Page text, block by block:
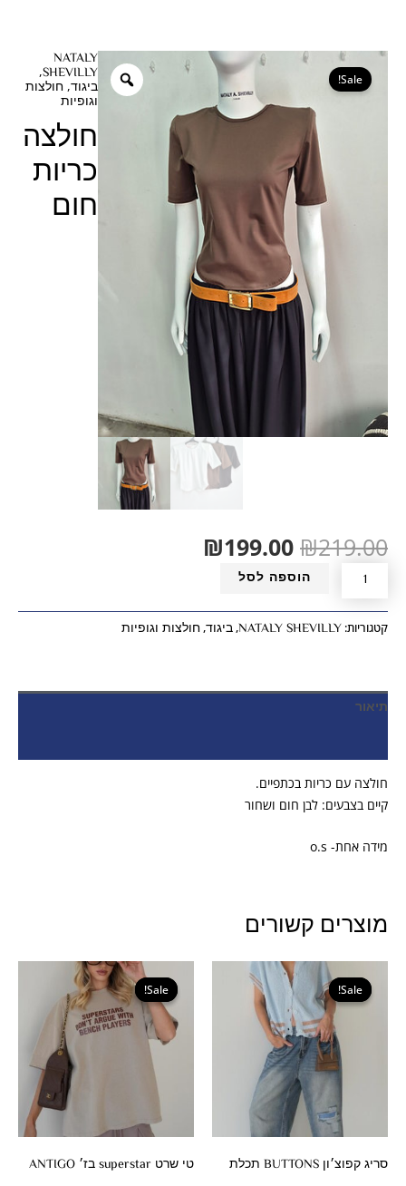
Sale!
NATALY
SHEVILLY
,
ביגוד, חולצות
וגופיות
חולצה
כריות
חום
₪219.00
המחיר
המקורי
היה:
₪219.00.
₪199.00
המחיר
הנוכחי
הוא:
₪199.00.
כמות
הוספה לסל
קטגוריות: NATALY SHEVILLY
,ביגוד,חולצות וגופיות
תיאור
חולצה עם כריות בכתפיים.
קיים בצבעים: לבן חום ושחור
מידה אחת- o.s
מוצרים קשורים
Sale!
Sale!
סריג קפוצ׳ון BUTTONS תכלת
המחיר
המקורי
היה:
₪259.00.
המחיר
הנוכחי
הוא:
₪233.00.
Sale!
Sale!
טי שרט superstar בז׳ ANTIGO
המחיר
המקורי
היה:
₪249.00.
המחיר
הנוכחי
הוא:
₪224.00.